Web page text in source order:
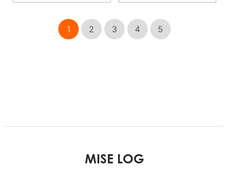
1 2 3 4 5
MISE LOG